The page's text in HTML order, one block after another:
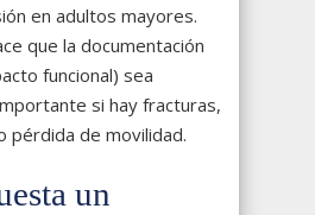
en adultos mayores.
que la documentación
funcional) sea
si hay fracturas,
pérdida de movilidad.
un